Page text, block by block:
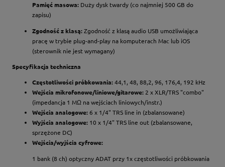
Pamięć masowa: Duży dysk twardy (co najmniej 500 GB do
zapisu)
Zgodność z klasą:Zgodność z klasą audio USB umożliwiająca
pracę w trybie plug-and-play na komputerach Mac lub iOS
(sterownik nie jest wymagany)
Specyfikacja techniczna
Częstotliwości próbkowania:44,1, 48, 88,2, 96, 176,4, 192 kHz
Wejścia mikrofonowe/liniowe/gitarowe: 2 x XLR/TRS "combo"
(impedancja 1 MΩ na wejściach liniowych/instr.)
Wejścia analogowe:6 x 1/4" TRS line in (zbalansowane)
Wyjścia analogowe: 10 x 1/4" TRS line out (zbalansowane,
sprzężone DC)
Wejścia/wyjścia cyfrowe:
1 bank (8 ch) optyczny ADAT przy 1x częstotliwości próbkowania